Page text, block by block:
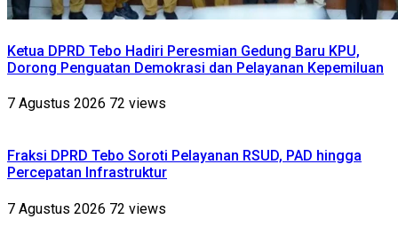
Ketua DPRD Tebo Hadiri Peresmian Gedung Baru KPU,
Dorong Penguatan Demokrasi dan Pelayanan Kepemiluan
7 Agustus 2026 72 views
Fraksi DPRD Tebo Soroti Pelayanan RSUD, PAD hingga
Percepatan Infrastruktur
7 Agustus 2026 72 views